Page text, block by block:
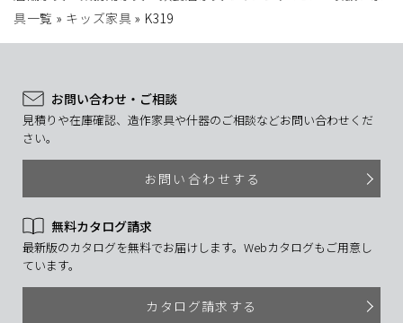
具一覧 » キッズ家具 » K319
お問い合わせ・ご相談
見積りや在庫確認、造作家具や什器のご相談などお問い合わせくだ
さい。
お問い合わせする
無料カタログ請求
最新版のカタログを無料でお届けします。Webカタログもご用意し
ています。
カタログ請求する